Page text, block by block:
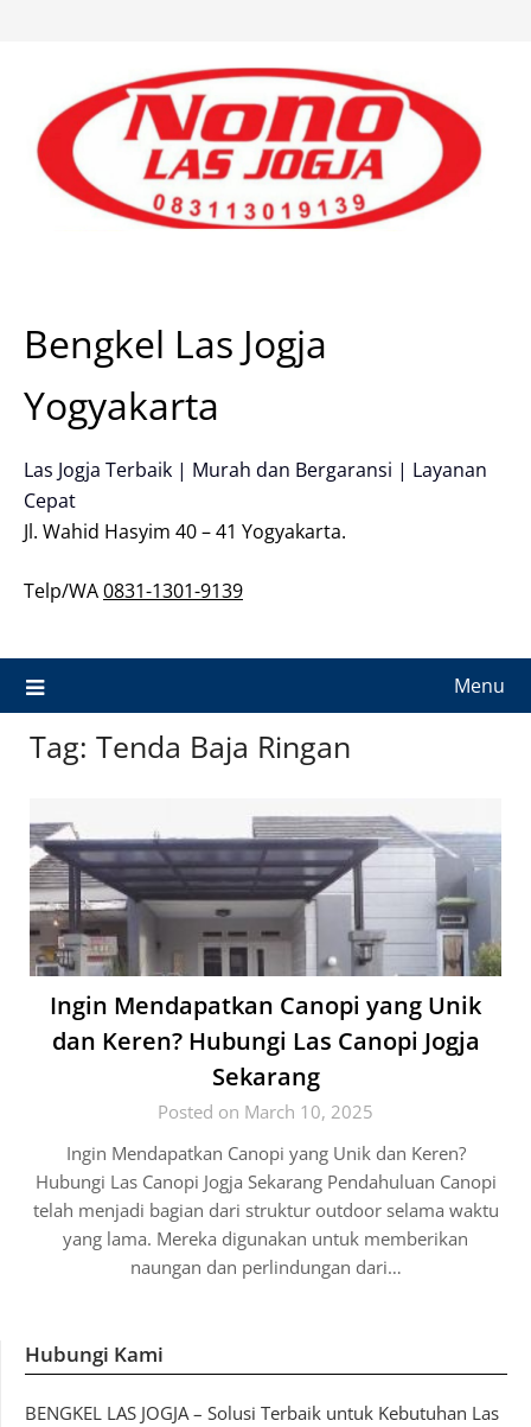
Bengkel Las Jogja
Yogyakarta
Las Jogja Terbaik | Murah dan Bergaransi | Layanan
Cepat
Jl. Wahid Hasyim 40 – 41 Yogyakarta.
Telp/WA0831-1301-9139
Menu
Tag: Tenda Baja Ringan
Ingin Mendapatkan Canopi yang Unik
dan Keren? Hubungi Las Canopi Jogja
Sekarang
Posted on March 10, 2025
Ingin Mendapatkan Canopi yang Unik dan Keren?
Hubungi Las Canopi Jogja Sekarang Pendahuluan Canopi
telah menjadi bagian dari struktur outdoor selama waktu
yang lama. Mereka digunakan untuk memberikan
naungan dan perlindungan dari…
Hubungi Kami
BENGKEL LAS JOGJA – Solusi Terbaik untuk Kebutuhan Las